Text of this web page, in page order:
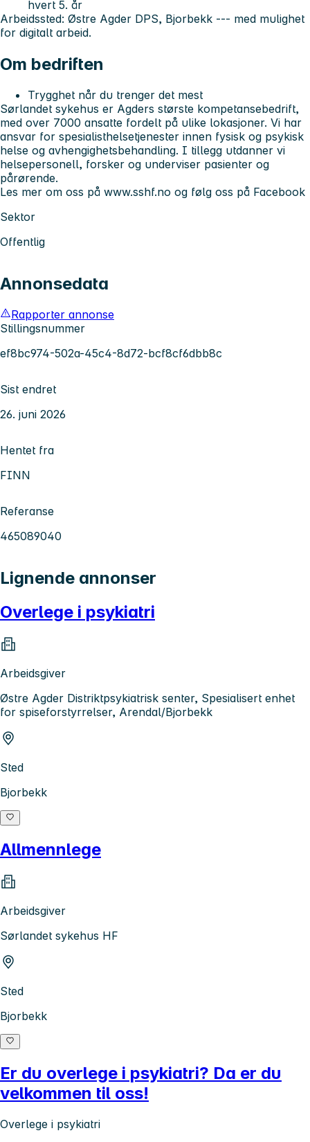
hvert 5. år
Arbeidssted: Østre Agder DPS, Bjorbekk --- med mulighet
for digitalt arbeid.
Om bedriften
Trygghet når du trenger det mest
Sørlandet sykehus er Agders største kompetansebedrift,
med over 7000 ansatte fordelt på ulike lokasjoner. Vi har
ansvar for spesialisthelsetjenester innen fysisk og psykisk
helse og avhengighetsbehandling. I tillegg utdanner vi
helsepersonell, forsker og underviser pasienter og
pårørende.
Les mer om oss på www.sshf.no og følg oss på Facebook
Sektor
Offentlig
Annonsedata
Rapporter annonse
Stillingsnummer
ef8bc974-502a-45c4-8d72-bcf8cf6dbb8c
Sist endret
26. juni 2026
Hentet fra
FINN
Referanse
465089040
Lignende annonser
Overlege i psykiatri
Arbeidsgiver
Østre Agder Distriktpsykiatrisk senter, Spesialisert enhet
for spiseforstyrrelser, Arendal/Bjorbekk
Sted
Bjorbekk
Allmennlege
Arbeidsgiver
Sørlandet sykehus HF
Sted
Bjorbekk
Er du overlege i psykiatri? Da er du
velkommen til oss!
Overlege i psykiatri